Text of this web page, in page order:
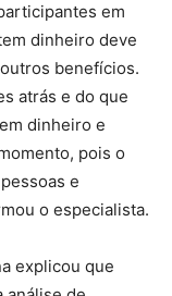
em
dinheiro deve
benefícios.
atrás e do que
dinheiro e
pois o
e
o especialista.
explicou que